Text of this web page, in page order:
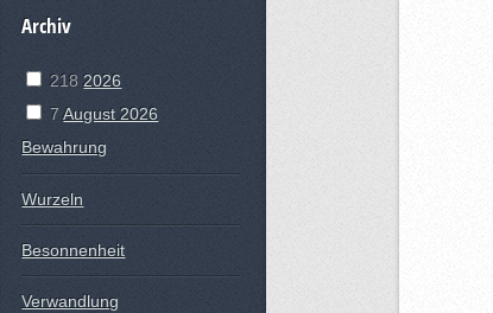
Archiv
218 2026
7 August 2026
Bewahrung
Wurzeln
Besonnenheit
Verwandlung